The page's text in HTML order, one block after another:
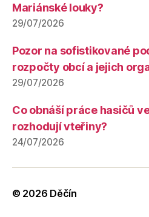
Mariánské louky?
29/07/2026
Pozor na sofistikované
rozpočty obcí a jejich
29/07/2026
Co obnáší práce hasičů
rozhodují vteřiny?
24/07/2026
© 2026 Děčín